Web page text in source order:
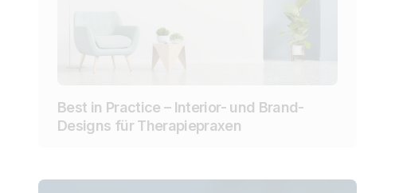
Best in Practice – Interior- und Brand-
Designs für Therapiepraxen